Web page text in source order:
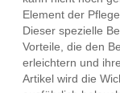
Element der
Dieser spezielle
Vorteile, die den
erleichtern und
Artikel wird die